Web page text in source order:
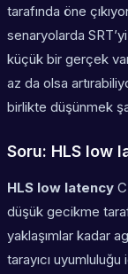
tarafında öne
senaryolarda
küçük bir gerçek
az da olsa
birlikte düşünmek
Soru: HLS low
HLS low latency
düşük gecikme
yaklaşımlar kadar
tarayıcı